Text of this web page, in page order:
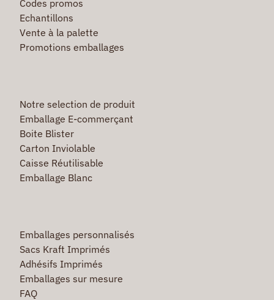
Codes promos
Echantillons
Vente à la palette
Promotions emballages
Notre selection de produit
Emballage E-commerçant
Boite Blister
Carton Inviolable
Caisse Réutilisable
Emballage Blanc
Emballages personnalisés
Sacs Kraft Imprimés
Adhésifs Imprimés
Emballages sur mesure
FAQ